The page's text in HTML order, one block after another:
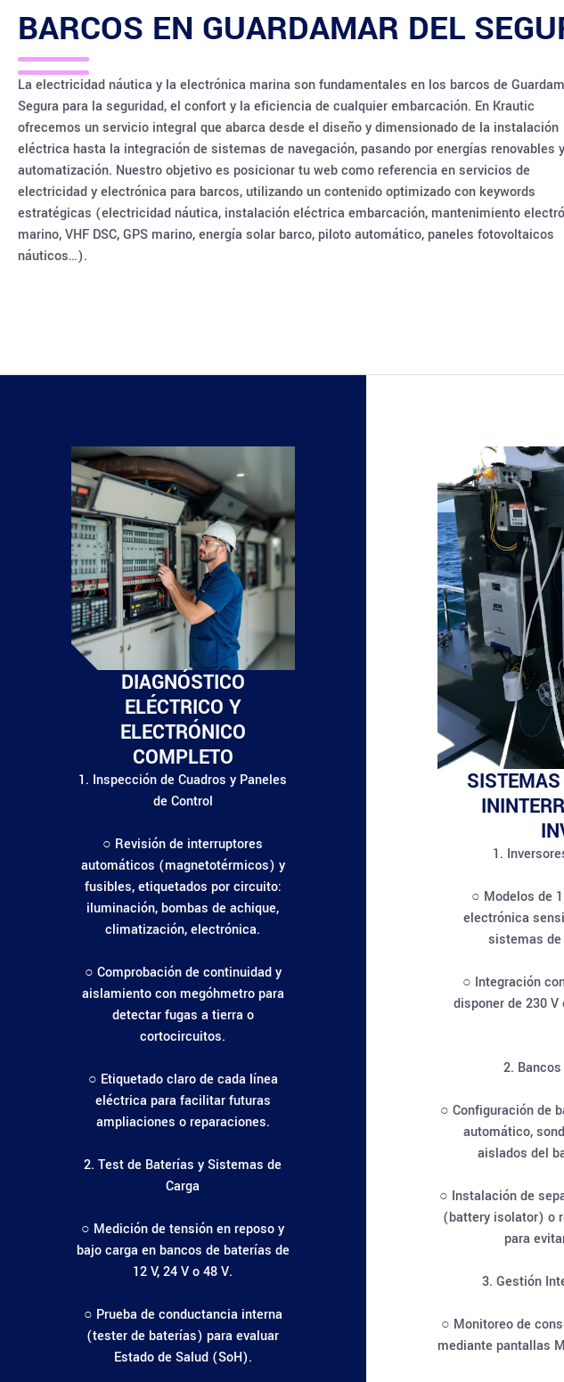
BARCOS EN GUARDAMAR DEL
La electricidad náutica y la electrónica marina son fundamentales en los barcos de
Segura para la seguridad, el confort y la eficiencia de cualquier embarcación. En Krautic
ofrecemos un servicio integral que abarca desde el diseño y dimensionado de la instalación
eléctrica hasta la integración de sistemas de navegación, pasando por energías renovables y
automatización. Nuestro objetivo es posicionar tu web como referencia en servicios de
electricidad y electrónica para barcos, utilizando un contenido optimizado con keywords
estratégicas (electricidad náutica, instalación eléctrica embarcación, mantenimiento
marino, VHF DSC, GPS marino, energía solar barco, piloto automático, paneles fotovoltaicos
náuticos…).
DIAGNÓSTICO
ELÉCTRICO Y
ELECTRÓNICO
COMPLETO
1. Inspección de Cuadros y Paneles
de Control
○ Revisión de interruptores
automáticos (magnetotérmicos) y
fusibles, etiquetados por circuito:
iluminación, bombas de achique,
climatización, electrónica.
○ Comprobación de continuidad y
aislamiento con megóhmetro para
detectar fugas a tierra o
cortocircuitos.
○ Etiquetado claro de cada línea
eléctrica para facilitar futuras
ampliaciones o reparaciones.
2. Test de Baterías y Sistemas de
Carga
○ Medición de tensión en reposo y
bajo carga en bancos de baterías de
12 V, 24 V o 48 V.
○ Prueba de conductancia interna
(tester de baterías) para evaluar
Estado de Salud (SoH).
1.
○ Modelos de
electrónica
sistemas
○ Integración
disponer de 230
2.
○ Configuración de
automático,
aislados del
○ Instalación de
(battery isolator) o
para
3. Gestión
○ Monitoreo de
mediante pantallas